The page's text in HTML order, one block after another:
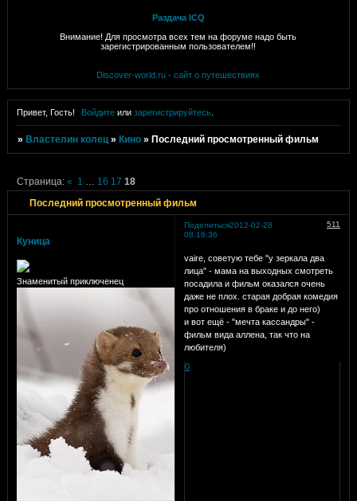
Раздача ICQ
Внимание! Для просмотра всех тем на форуме надо быть
зарегистрированным пользователем!!
Discover-world.ru - сайт о путешествиях
Привет, Гость! Войдите илизарегистрируйтесь
» Властелин колец » Кино » Последний просмотренный фильм
Последний просмотренный фильм
Страница:« 1 … 16 17 18
Поделиться 511
2012-02-28
08:16:36
Куница
Знаменитый приключенец
vaire, советую тебе "у зеркала два
лица" - мама на выходных смотреть
посадила и фильм оказался очень
даже не плох. старая добрая комедия
про отношения в браке и до него)
и вот ещё - "мечта кассандры" -
фильм вида аллена, так что на
любителя)
0